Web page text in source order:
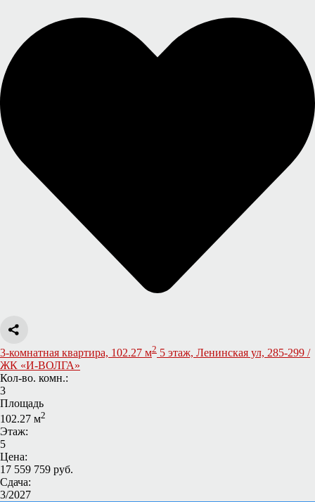
3-комнатная квартира, 102.27 м2 5 этаж, Ленинская ул, 285-299 /
ЖК «И-ВОЛГА»
Кол-во. комн.:
3
Площадь
102.27 м2
Этаж:
5
Цена:
17 559 759 руб.
Сдача:
3/2027